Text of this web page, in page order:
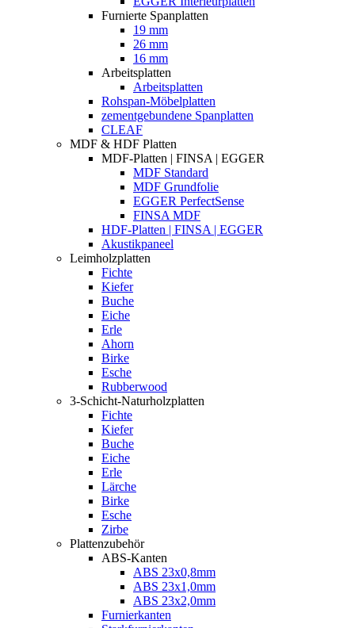
Furnierte Spanplatten
19 mm
26 mm
16 mm
Arbeitsplatten
Arbeitsplatten
Rohspan-Möbelplatten
zementgebundene Spanplatten
CLEAF
MDF & HDF Platten
MDF-Platten | FINSA | EGGER
MDF Standard
MDF Grundfolie
EGGER PerfectSense
FINSA MDF
HDF-Platten | FINSA | EGGER
Akustikpaneel
Leimholzplatten
Fichte
Kiefer
Buche
Eiche
Erle
Ahorn
Birke
Esche
Rubberwood
3-Schicht-Naturholzplatten
Fichte
Kiefer
Buche
Eiche
Erle
Lärche
Birke
Esche
Zirbe
Plattenzubehör
ABS-Kanten
ABS 23x0,8mm
ABS 23x1,0mm
ABS 23x2,0mm
Furnierkanten